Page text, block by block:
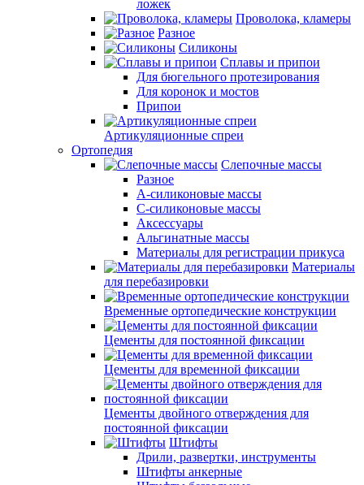
ложек
Проволока, кламеры
Разное
Силиконы
Сплавы и припои
Для бюгельного протезирования
Для коронок и мостов
Припои
Артикуляционные спреи
Ортопедия
Слепочные массы
Разное
А-силиконовые массы
С-силиконовые массы
Аксессуары
Альгинатные массы
Материалы для регистрации прикуса
Материалы
для перебазировки
Временные ортопедические конструкции
Цементы для постоянной фиксации
Цементы для временной фиксации
Цементы двойного отверждения для
постоянной фиксации
Штифты
Дрили, развертки, инструменты
Штифты анкерные